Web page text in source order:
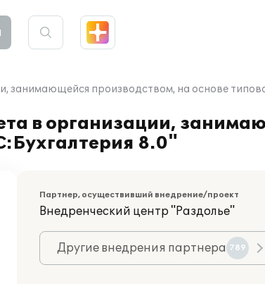
занимающейся производством, на основе
в организации,
8.0"
Партнер, осуществивший внедрение/проект
Внедренческий центр "Раздолье"
Другие внедрения партнера 789